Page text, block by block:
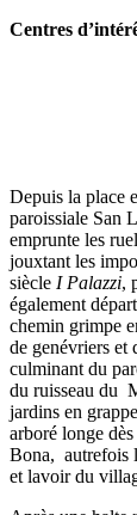
Centres
Depuis la place
paroissiale San
emprunte les
jouxtant les
siècle I Palazzi,
également
chemin grimpe
de genévriers et
culminant du
du ruisseau du
jardins en
arboré longe
Bona, autrefois
et lavoir du